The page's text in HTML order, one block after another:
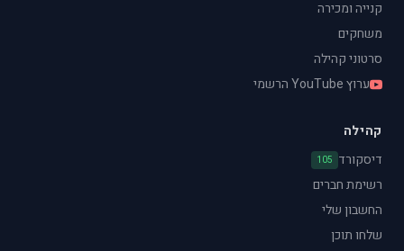
קנייה ומכירה
משחקים
סרטוני קהילה
ערוץ YouTube הרשמי
קהילה
דיסקורד 105
רשימת חברים
החשבון שלי
שלחו תוכן